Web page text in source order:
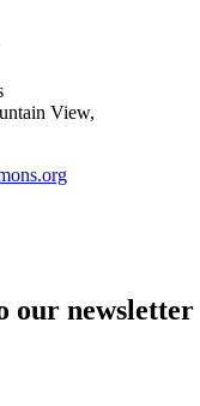
View,
our newsletter